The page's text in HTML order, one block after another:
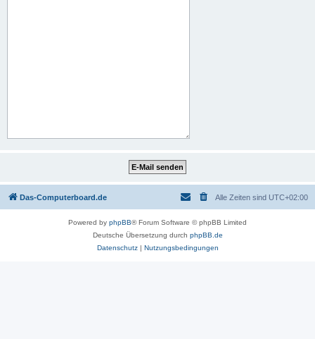
Das-Computerboard.de Alle Zeiten sind UTC+02:00
Powered by phpBB® Forum Software © phpBB Limited
Deutsche Übersetzung durch phpBB.de
Datenschutz| Nutzungsbedingungen